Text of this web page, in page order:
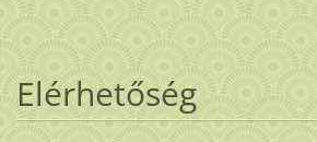
Elérhetőség